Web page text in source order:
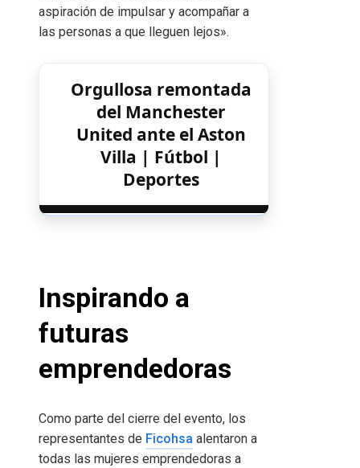
aspiración de impulsar y acompañar a
las personas a que lleguen lejos».
Orgullosa remontada
del Manchester
United ante el Aston
Villa | Fútbol |
Deportes
Inspirando a
futuras
emprendedoras
Como parte del cierre del evento, los
representantes de Ficohsa alentaron a
todas las mujeres emprendedoras a